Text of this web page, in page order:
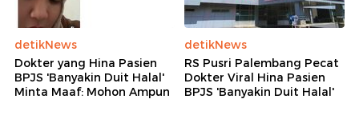
detikNews
Dokter yang Hina Pasien
BPJS 'Banyakin Duit Halal'
Minta Maaf: Mohon Ampun
detikNews
RS Pusri Palembang Pecat
Dokter Viral Hina Pasien
BPJS 'Banyakin Duit Halal'